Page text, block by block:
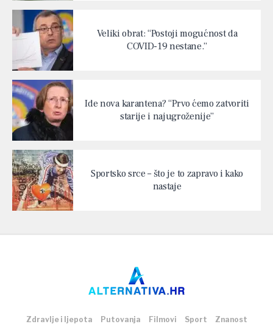
Veliki obrat: “Postoji mogućnost da
COVID-19 nestane.”
Ide nova karantena? “Prvo ćemo zatvoriti
starije i najugroženije”
Sportsko srce – što je to zapravo i kako
nastaje
Zdravlje i ljepota Putovanja Filmovi Sport Znanost